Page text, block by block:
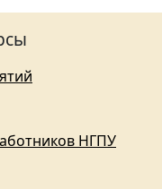
НГПУ